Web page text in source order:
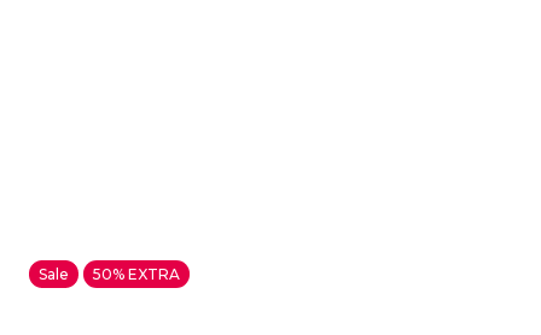
Sale 50% EXTRA